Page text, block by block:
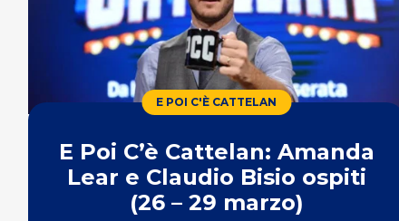
E POI C'È CATTELAN
E Poi C’è Cattelan: Amanda
Lear e Claudio Bisio ospiti
(26 – 29 marzo)